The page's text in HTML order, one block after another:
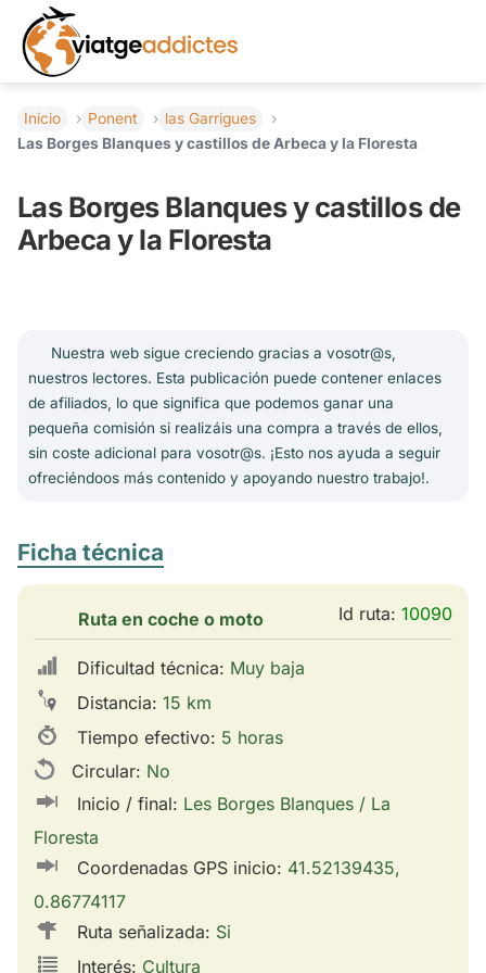
Inicio Ponent
las Garrigues
Las Borges Blanques y castillos de Arbeca y la Floresta
Las Borges Blanques y castillos de
Arbeca y la Floresta
Nuestra web sigue creciendo gracias a vosotr@s,
nuestros lectores. Esta publicación puede contener enlaces
de afiliados, lo que significa que podemos ganar una
pequeña comisión si realizáis una compra a través de ellos,
sin coste adicional para vosotr@s. ¡Esto nos ayuda a seguir
ofreciéndoos más contenido y apoyando nuestro trabajo!.
Ficha técnica
Ruta en coche o moto Id ruta: 10090
Dificultad técnica: Muy baja
Distancia: 15 km
Tiempo efectivo: 5 horas
Circular: No
Inicio / final: Les Borges Blanques / La
Floresta
Coordenadas GPS inicio: 41.52139435,
0.86774117
Ruta señalizada: Si
Interés: Cultura